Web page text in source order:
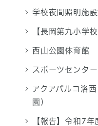
学校夜間照明施
【長岡第九小学
西山公園体育館
スポーツセンター
アクアパルコ洛
園)
【報告】令和7